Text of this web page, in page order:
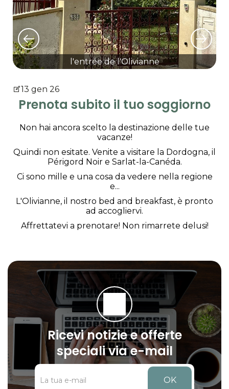
l'entrée de l'Olivianne
13 gen 26
Prenota subito il tuo soggiorno
Non hai ancora scelto la destinazione delle tue
vacanze!
Quindi non esitate. Venite a visitare la Dordogna, il
Périgord Noir e Sarlat-la-Canéda.
Ci sono mille e una cosa da vedere nella regione
e...
L'Olivianne, il nostro bed and breakfast, è pronto
ad accogliervi.
Affrettatevi a prenotare! Non rimarrete delusi!
Ricevi notizie e offerte
speciali via e-mail
OK